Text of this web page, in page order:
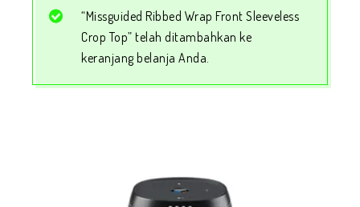
“Missguided Ribbed Wrap Front Sleeveless
Crop Top” telah ditambahkan ke
keranjang belanja Anda.